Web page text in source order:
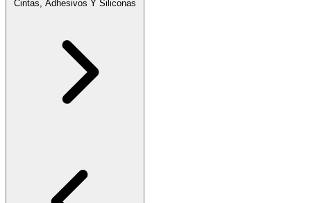
Cintas, Adhesivos Y Siliconas